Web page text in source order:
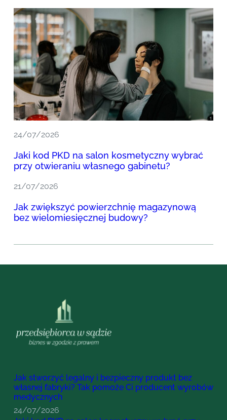
24/07/2026
Jaki kod PKD na salon kosmetyczny wybrać
przy otwieraniu własnego gabinetu?
21/07/2026
Jak zwiększyć powierzchnię magazynową
bez wielomiesięcznej budowy?
Jak stworzyć legalny i bezpieczny produkt bez
własnej fabryki? Tak pomoże Ci producent wyrobów
medycznych
24/07/2026